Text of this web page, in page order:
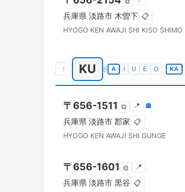
兵庫県 淡路市 木曽下 📋
HYOGO KEN AWAJI SHI KISO SHIMO
↑ KU 8 A U E O KA
〒 656-1511 ⧉ 📍 🏣
兵庫県 淡路市 郡家 📋
HYOGO KEN AWAJI SHI GUNGE
〒 656-1601 ⧉ 📍
兵庫県 淡路市 黒谷 📋